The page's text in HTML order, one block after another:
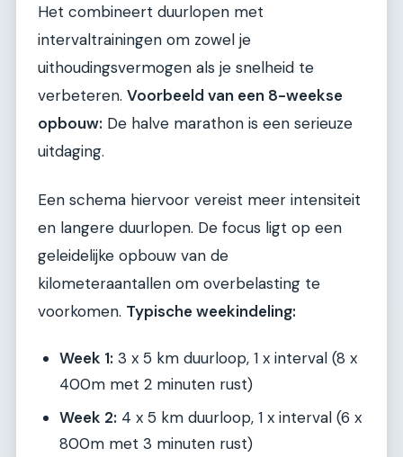
Het combineert duurlopen met
intervaltrainingen om zowel je
uithoudingsvermogen als je snelheid te
verbeteren. Voorbeeld van een 8-weekse
opbouw: De halve marathon is een serieuze
uitdaging.
Een schema hiervoor vereist meer intensiteit
en langere duurlopen. De focus ligt op een
geleidelijke opbouw van de
kilometeraantallen om overbelasting te
voorkomen. Typische weekindeling:
Week 1: 3 x 5 km duurloop, 1 x interval (8 x
400m met 2 minuten rust)
Week 2: 4 x 5 km duurloop, 1 x interval (6 x
800m met 3 minuten rust)